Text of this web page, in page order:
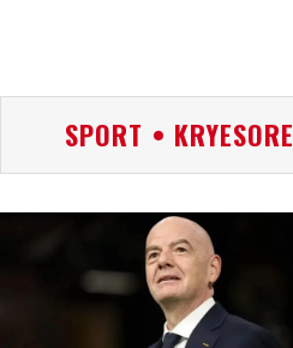
SPORT • KRYESORE